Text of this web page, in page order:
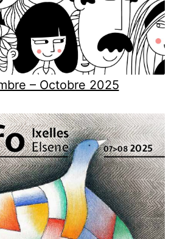
– Octobre 2025